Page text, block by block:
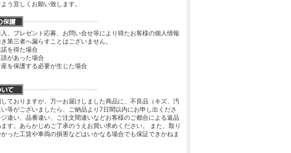
う宜しくお願い致します。
、プレゼント応募、お問い合せ等により得たお客様の個人情報
第三者へ漏らすことはございません。
諾を得た場合
があった場合
産を保護する必要が生じた場合
ておりますが、万一お届けしました商品に、不良品（キズ、汚
等がございましたら、ご納品より7日間以内にお申し出くださ
違い、品番違い、ご注文間違いなどお客様のご都合による返品
す。あらかじめご了承のうえお買い求めください。 また、取り
った工賃や車両の損害などはいかなる場合でも保証できかねま